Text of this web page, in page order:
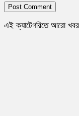
এই ক্যাটেগরিতে আরো খবর